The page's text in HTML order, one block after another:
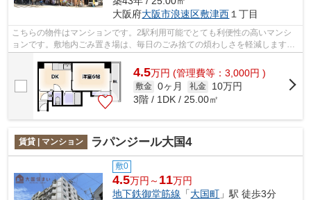
大阪府大阪市浪速区敷津西 １丁目
こちらの物件はマンションです。2駅利用可能でとても利便性の高いマンシ
ョンです。敷地内ごみ置き場は、毎日のごみ捨ての煩わしさを軽減します。
当社イチオシの物件の「メゾン浪速」。...
4.5万円 (管理費等：3,000円 )
敷金 0ヶ月 礼金
10万円
3階 / 1DK / 25.00㎡
賃貸 | マンション ラパンジール大国4
敷0
4.5万円～ 11万円
地下鉄御堂筋線 「大国町 」駅 徒歩3分